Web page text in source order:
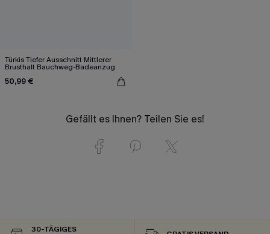
Türkis Tiefer Ausschnitt Mittlerer
Brusthalt Bauchweg-Badeanzug
50,99 €
Gefällt es Ihnen? Teilen Sie es!
30-TÄGIGES